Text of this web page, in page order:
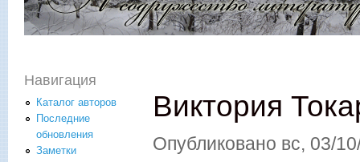
Виктория
Опубликовано вс, 03/
Навигация
Каталог авторов
Последние
обновления
Заметки